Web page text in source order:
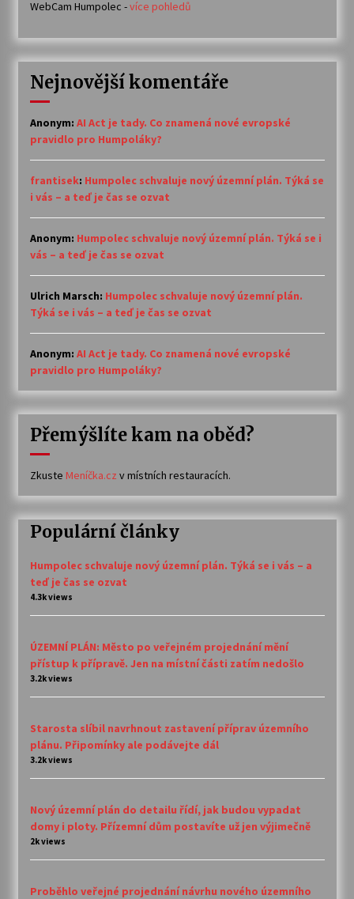
WebCam Humpolec -více pohledů
Nejnovější komentáře
Anonym: AI Act je tady. Co znamená nové evropské
pravidlo pro Humpoláky?
frantisek: Humpolec schvaluje nový územní plán. Týká se
i vás – a teď je čas se ozvat
Anonym: Humpolec schvaluje nový územní plán. Týká se i
vás – a teď je čas se ozvat
Ulrich Marsch: Humpolec schvaluje nový územní plán.
Týká se i vás – a teď je čas se ozvat
Anonym: AI Act je tady. Co znamená nové evropské
pravidlo pro Humpoláky?
Přemýšlíte kam na oběd?
Zkuste Meníčka.cz v místních restauracích.
Populární články
Humpolec schvaluje nový územní plán. Týká se i vás – a
teď je čas se ozvat
4.3k views
ÚZEMNÍ PLÁN: Město po veřejném projednání mění
přístup k přípravě. Jen na místní části zatím nedošlo
3.2k views
Starosta slíbil navrhnout zastavení příprav územního
plánu. Připomínky ale podávejte dál
3.2k views
Nový územní plán do detailu řídí, jak budou vypadat
domy i ploty. Přízemní dům postavíte už jen výjimečně
2k views
Proběhlo veřejné projednání návrhu nového územního